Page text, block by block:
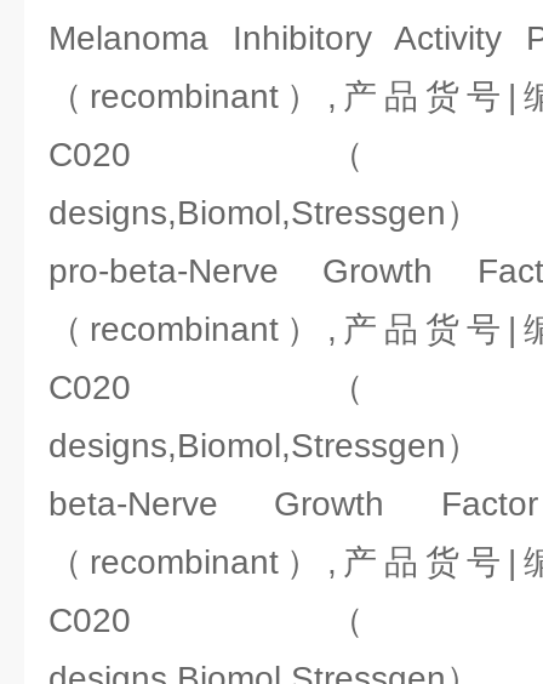
Melanoma Inhibitory Activity
（recombinant）,产品货号|
C020（
designs,Biomol,Stressgen）
pro-beta-Nerve Growth
（recombinant）,产品货号|
C020（
designs,Biomol,Stressgen）
beta-Nerve Growth
（recombinant）,产品货号|
C020（